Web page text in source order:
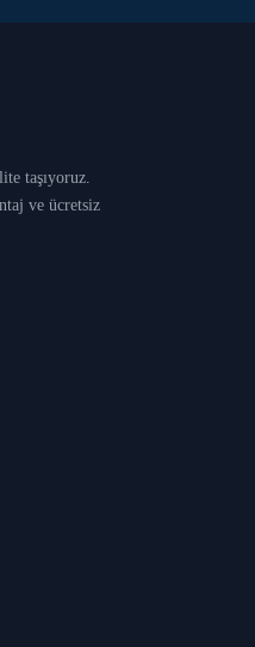
taşıyoruz.
ve ücretsiz